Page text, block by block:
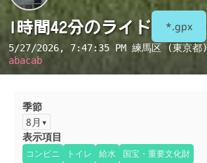
1時間42分のライド *.gpx
5/27/2026, 7:47:35 PM 練馬区 (東京都)
abacab
季節
8月
表示項目
コンビニ トイレ 給水
国宝・重要文化財